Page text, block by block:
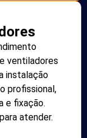
ventiladores
instalação
profissional,
e fixação.
atender.